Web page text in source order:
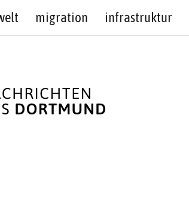
migration infrastruktur